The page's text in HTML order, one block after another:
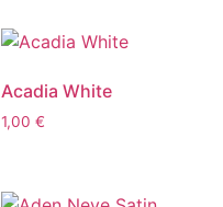
Acadia White
1,00 €